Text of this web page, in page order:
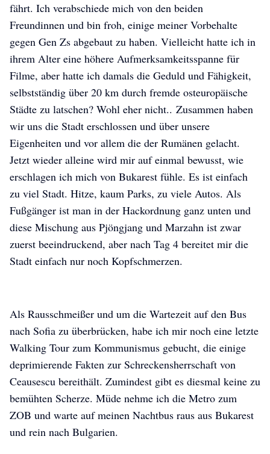
fährt. Ich verabschiede mich von den beiden
Freundinnen und bin froh, einige meiner Vorbehalte
gegen Gen Zs abgebaut zu haben. Vielleicht hatte ich in
ihrem Alter eine höhere Aufmerksamkeitsspanne für
Filme, aber hatte ich damals die Geduld und Fähigkeit,
selbstständig über 20 km durch fremde osteuropäische
Städte zu latschen? Wohl eher nicht.. Zusammen haben
wir uns die Stadt erschlossen und über unsere
Eigenheiten und vor allem die der Rumänen gelacht.
Jetzt wieder alleine wird mir auf einmal bewusst, wie
erschlagen ich mich von Bukarest fühle. Es ist einfach
zu viel Stadt. Hitze, kaum Parks, zu viele Autos. Als
Fußgänger ist man in der Hackordnung ganz unten und
diese Mischung aus Pjöngjang und Marzahn ist zwar
zuerst beeindruckend, aber nach Tag 4 bereitet mir die
Stadt einfach nur noch Kopfschmerzen.
Als Rausschmeißer und um die Wartezeit auf den Bus
nach Sofia zu überbrücken, habe ich mir noch eine letzte
Walking Tour zum Kommunismus gebucht, die einige
deprimierende Fakten zur Schreckensherrschaft von
Ceausescu bereithält. Zumindest gibt es diesmal keine zu
bemühten Scherze. Müde nehme ich die Metro zum
ZOB und warte auf meinen Nachtbus raus aus Bukarest
und rein nach Bulgarien.